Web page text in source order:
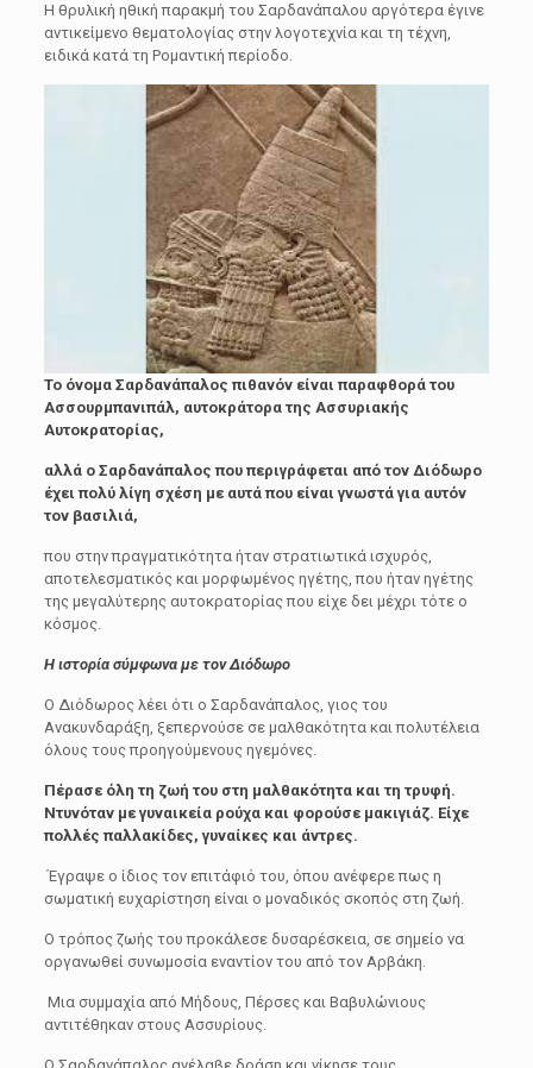
Η θρυλική ηθική παρακμή του Σαρδανάπαλου αργότερα έγινε
αντικείμενο θεματολογίας στην λογοτεχνία και τη τέχνη,
ειδικά κατά τη Ρομαντική περίοδο.
Το όνομα Σαρδανάπαλος πιθανόν είναι παραφθορά του
Ασσουρμπανιπάλ, αυτοκράτορα της Ασσυριακής
Αυτοκρατορίας,
αλλά ο Σαρδανάπαλος που περιγράφεται από τον Διόδωρο
έχει πολύ λίγη σχέση με αυτά που είναι γνωστά για αυτόν
τον βασιλιά,
που στην πραγματικότητα ήταν στρατιωτικά ισχυρός,
αποτελεσματικός και μορφωμένος ηγέτης, που ήταν ηγέτης
της μεγαλύτερης αυτοκρατορίας που είχε δει μέχρι τότε ο
κόσμος.
Η ιστορία σύμφωνα με τον Διόδωρο
Ο Διόδωρος λέει ότι ο Σαρδανάπαλος, γιος του
Ανακυνδαράξη, ξεπερνούσε σε μαλθακότητα και πολυτέλεια
όλους τους προηγούμενους ηγεμόνες.
Πέρασε όλη τη ζωή του στη μαλθακότητα και τη τρυφή.
Ντυνόταν με γυναικεία ρούχα και φορούσε μακιγιάζ. Είχε
πολλές παλλακίδες, γυναίκες και άντρες.
Έγραψε ο ίδιος τον επιτάφιό του, όπου ανέφερε πως η
σωματική ευχαρίστηση είναι ο μοναδικός σκοπός στη ζωή.
Ο τρόπος ζωής του προκάλεσε δυσαρέσκεια, σε σημείο να
οργανωθεί συνωμοσία εναντίον του από τον Αρβάκη.
Μια συμμαχία από Μήδους, Πέρσες και Βαβυλώνιους
αντιτέθηκαν στους Ασσυρίους.